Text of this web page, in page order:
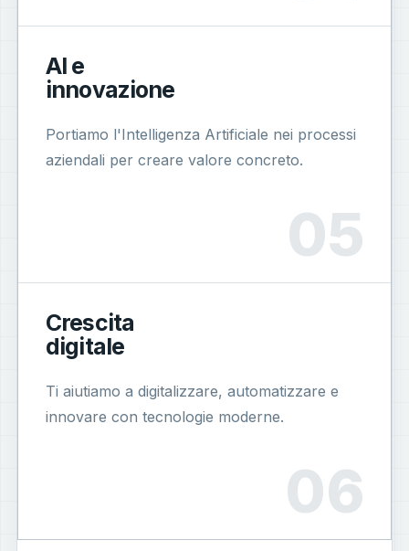
AI e
innovazione
Portiamo l'Intelligenza Artificiale nei processi
aziendali per creare valore concreto.
Crescita
digitale
Ti aiutiamo a digitalizzare, automatizzare e
innovare con tecnologie moderne.